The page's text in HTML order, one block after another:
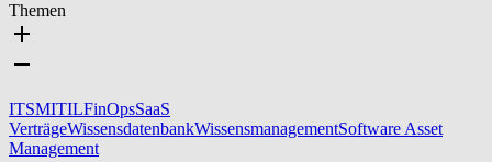
Themen
ITSMITILFinOpsSaaS
VerträgeWissensdatenbankWissensmanagementSoftware Asset
Management